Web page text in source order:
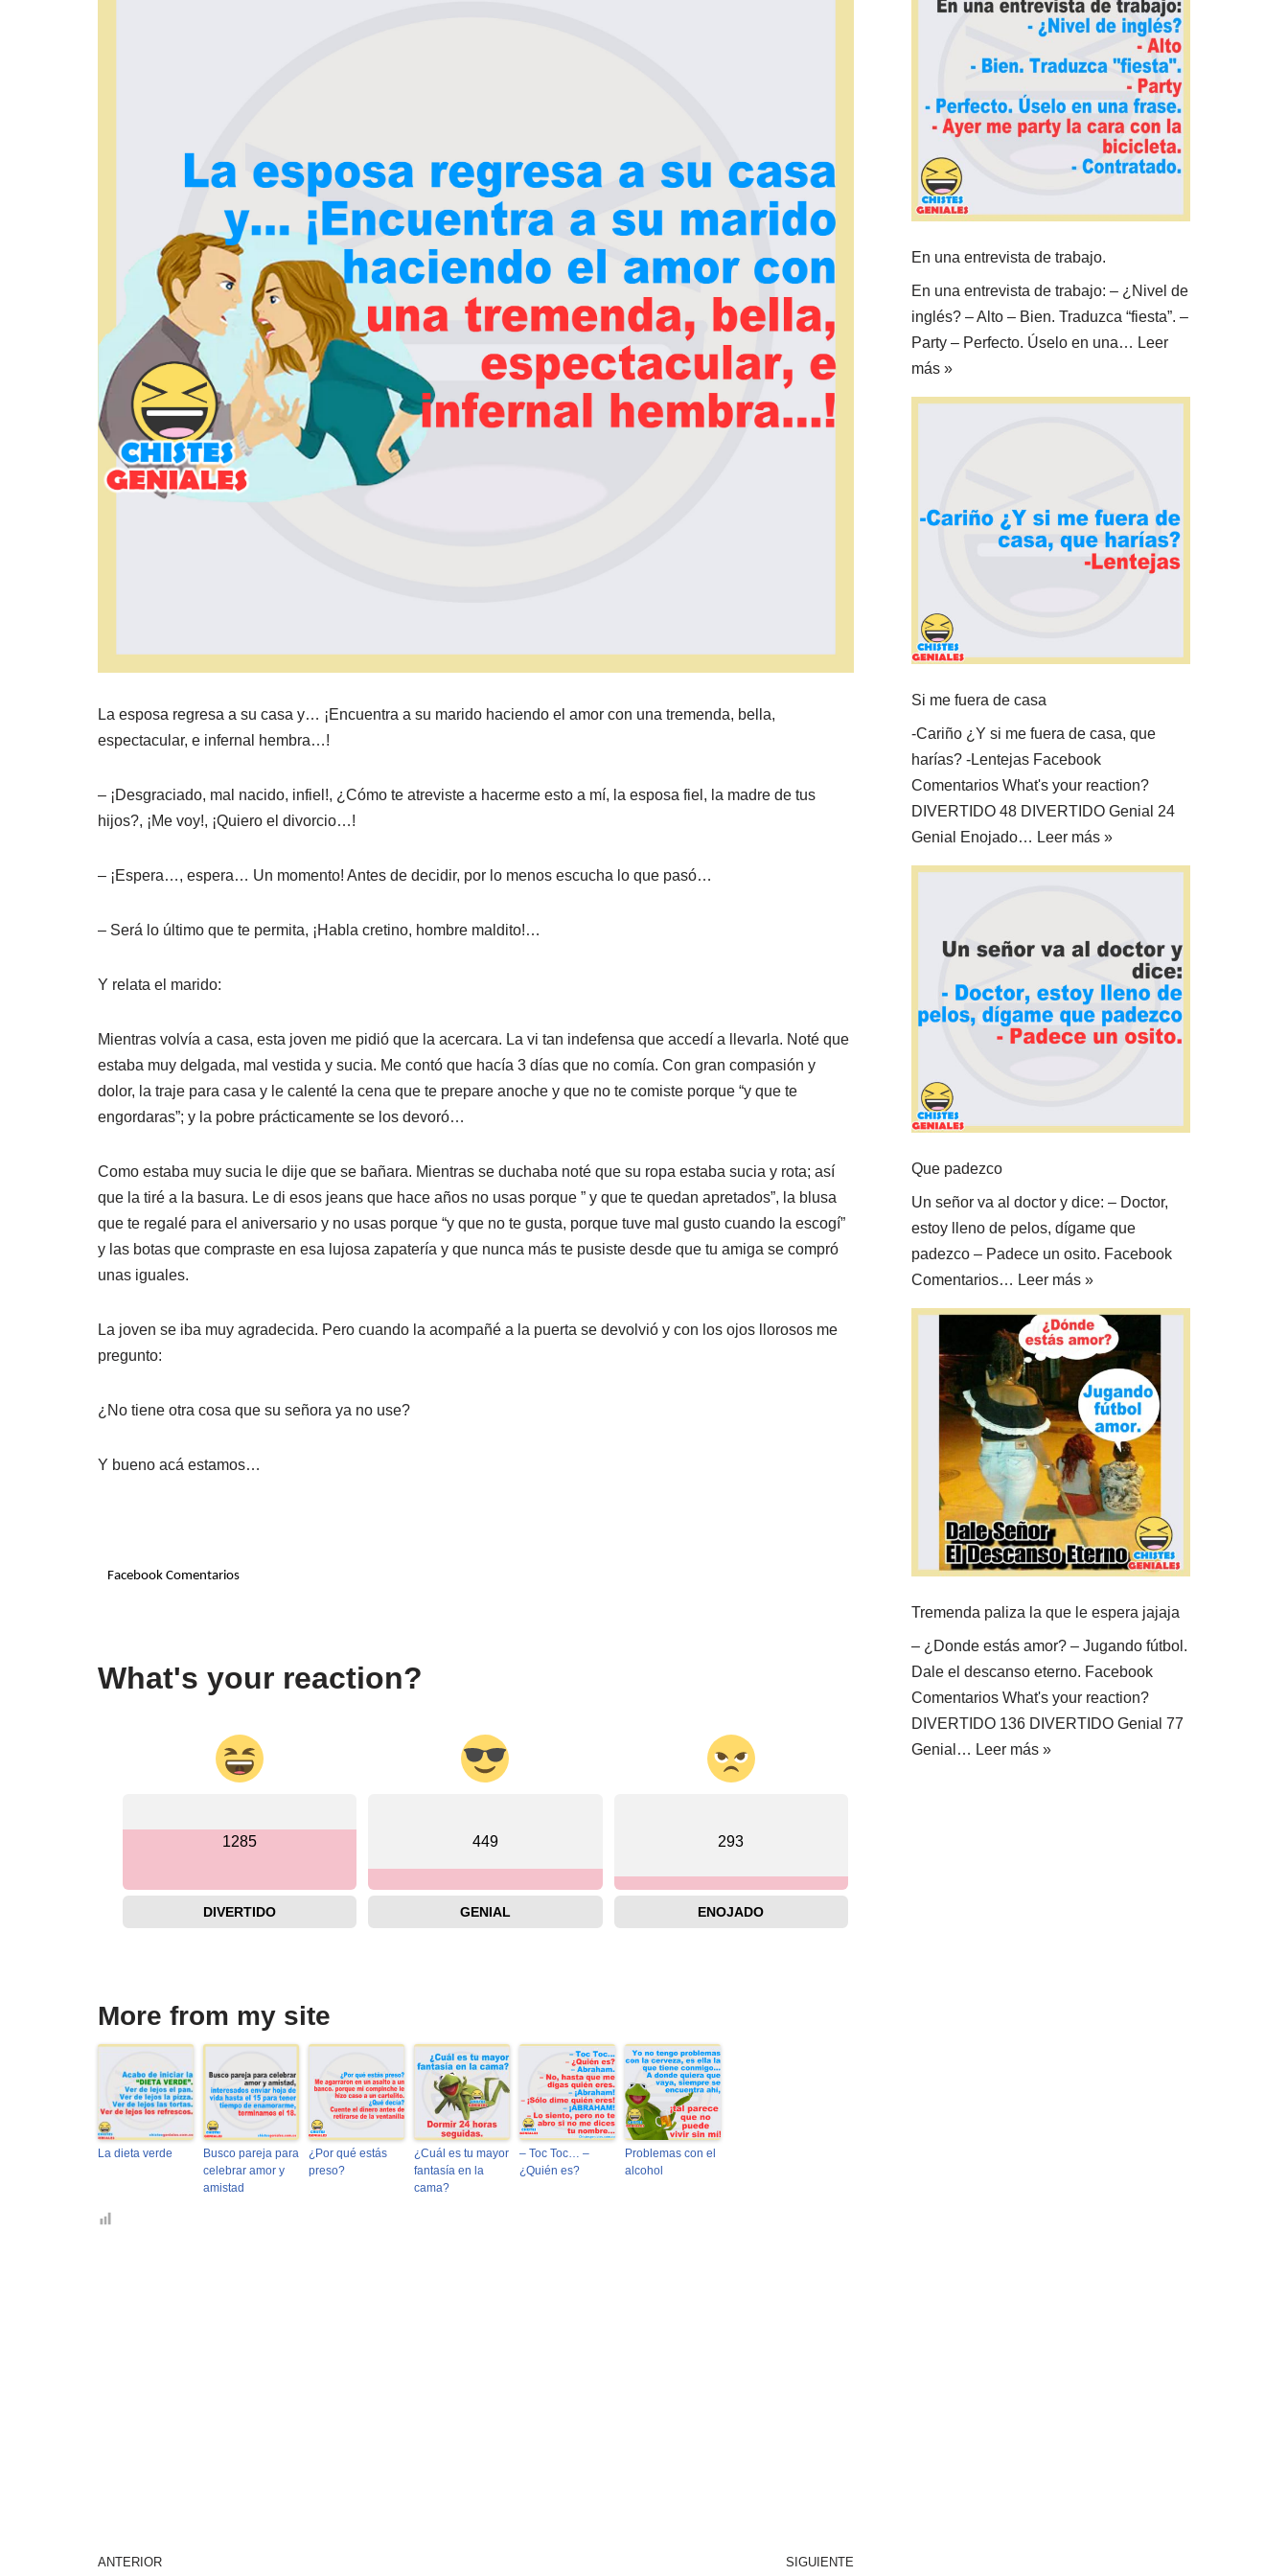
La esposa regresa a su casa y… ¡Encuentra a su marido haciendo el amor con una tremenda, bella,
espectacular, e infernal hembra…!
– ¡Desgraciado, mal nacido, infiel!, ¿Cómo te atreviste a hacerme esto a mí, la esposa fiel, la madre de tus
hijos?, ¡Me voy!, ¡Quiero el divorcio…!
– ¡Espera…, espera… Un momento! Antes de decidir, por lo menos escucha lo que pasó…
– Será lo último que te permita, ¡Habla cretino, hombre maldito!…
Y relata el marido:
Mientras volvía a casa, esta joven me pidió que la acercara. La vi tan indefensa que accedí a llevarla. Noté que
estaba muy delgada, mal vestida y sucia. Me contó que hacía 3 días que no comía. Con gran compasión y
dolor, la traje para casa y le calenté la cena que te prepare anoche y que no te comiste porque “y que te
engordaras”; y la pobre prácticamente se los devoró…
Como estaba muy sucia le dije que se bañara. Mientras se duchaba noté que su ropa estaba sucia y rota; así
que la tiré a la basura. Le di esos jeans que hace años no usas porque ” y que te quedan apretados”, la blusa
que te regalé para el aniversario y no usas porque “y que no te gusta, porque tuve mal gusto cuando la escogí”
y las botas que compraste en esa lujosa zapatería y que nunca más te pusiste desde que tu amiga se compró
unas iguales.
La joven se iba muy agradecida. Pero cuando la acompañé a la puerta se devolvió y con los ojos llorosos me
pregunto:
¿No tiene otra cosa que su señora ya no use?
Y bueno acá estamos…
Facebook Comentarios
What's your reaction?
1285
DIVERTIDO
449
GENIAL
293
ENOJADO
More from my site
La dieta verde
Busco pareja para
celebrar amor y
amistad
¿Por qué estás
preso?
¿Cuál es tu mayor
fantasía en la
cama?
– Toc Toc… –
¿Quién es?
Problemas con el
alcohol
ANTERIOR SIGUIENTE
En una entrevista de trabajo.
En una entrevista de trabajo: – ¿Nivel de
inglés? – Alto – Bien. Traduzca “fiesta”. –
Party – Perfecto. Úselo en una… Leer
más »
Si me fuera de casa
-Cariño ¿Y si me fuera de casa, que
harías? -Lentejas Facebook
Comentarios What's your reaction?
DIVERTIDO 48 DIVERTIDO Genial 24
Genial Enojado… Leer más »
Que padezco
Un señor va al doctor y dice: – Doctor,
estoy lleno de pelos, dígame que
padezco – Padece un osito. Facebook
Comentarios… Leer más »
Tremenda paliza la que le espera jajaja
– ¿Donde estás amor? – Jugando fútbol.
Dale el descanso eterno. Facebook
Comentarios What's your reaction?
DIVERTIDO 136 DIVERTIDO Genial 77
Genial… Leer más »